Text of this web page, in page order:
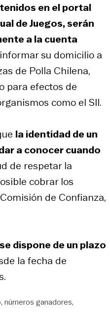
en el portal
de Juegos, serán
a la cuenta
su domicilio a
de Polla Chilena,
para efectos de
como el SII.
la identidad de un
a conocer cuando
de respetar la
cobrar los
de Confianza,
dispone de un plazo
la fecha de
números ganadores